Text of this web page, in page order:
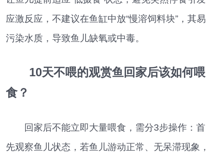
应激反应，不建议在鱼缸中放“慢溶饲料块”，其易
污染水质，导致鱼儿缺氧或中毒。
10天不喂的观赏鱼回家后该如何喂
食？
回家后不能立即大量喂食，需分3步操作：首
先观察鱼儿状态，若鱼儿游动正常、无呆滞现象，